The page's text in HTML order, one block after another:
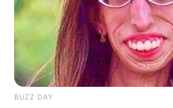
BUZZ DAY